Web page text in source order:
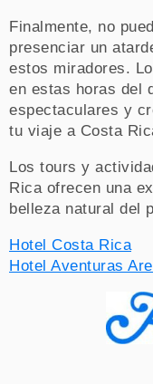
Finalmente, no
presenciar un
estos miradores.
en estas horas del
espectaculares y
tu viaje a Costa
Los tours y
Rica ofrecen una
belleza natural del
Hotel Costa Rica
Hotel Aventuras